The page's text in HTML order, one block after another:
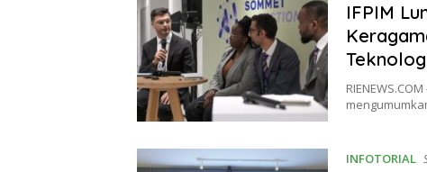
IFPIM
INFOTORIAL